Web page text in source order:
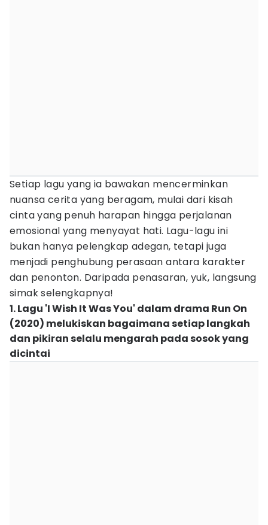
Setiap lagu yang ia bawakan mencerminkan
nuansa cerita yang beragam, mulai dari kisah
cinta yang penuh harapan hingga perjalanan
emosional yang menyayat hati. Lagu-lagu ini
bukan hanya pelengkap adegan, tetapi juga
menjadi penghubung perasaan antara karakter
dan penonton. Daripada penasaran, yuk, langsung
simak selengkapnya!
1. Lagu 'I Wish It Was You' dalam drama Run On
(2020) melukiskan bagaimana setiap langkah
dan pikiran selalu mengarah pada sosok yang
dicintai